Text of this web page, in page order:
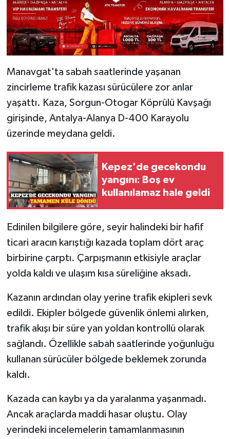
Manavgat'ta sabah saatlerinde yaşanan
zincirleme trafik kazası sürücülere zor anlar
yaşattı. Kaza, Sorgun-Otogar Köprülü Kavşağı
girişinde, Antalya-Alanya D-400 Karayolu
üzerinde meydana geldi.
Kepez'de gecekondu
yangını: Boş ev
kullanılamaz hale geldi
Edinilen bilgilere göre, seyir halindeki bir hafif
ticari aracın karıştığı kazada toplam dört araç
birbirine çarptı. Çarpışmanın etkisiyle araçlar
yolda kaldı ve ulaşım kısa süreliğine aksadı.
Kazanın ardından olay yerine trafik ekipleri sevk
edildi. Ekipler bölgede güvenlik önlemi alırken,
trafik akışı bir süre yan yoldan kontrollü olarak
sağlandı. Özellikle sabah saatlerinde yoğunluğu
kullanan sürücüler bölgede beklemek zorunda
kaldı.
Kazada can kaybı ya da yaralanma yaşanmadı.
Ancak araçlarda maddi hasar oluştu. Olay
yerindeki incelemelerin tamamlanmasının